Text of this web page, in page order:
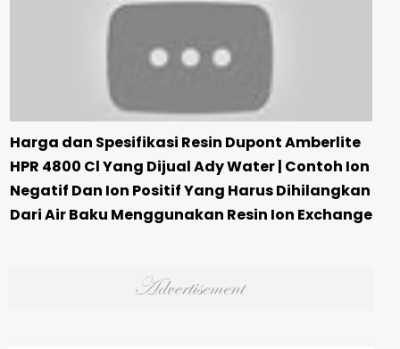
Harga dan Spesifikasi Resin Dupont Amberlite
HPR 4800 Cl Yang Dijual Ady Water | Contoh Ion
Negatif Dan Ion Positif Yang Harus Dihilangkan
Dari Air Baku Menggunakan Resin Ion Exchange